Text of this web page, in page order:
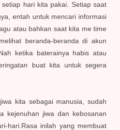
hari kita pakai. Setiap saat
entah untuk mencari informasi
atau bahkan saat kita me time
beranda-beranda di akun
ketika baterainya habis atau
buat kita untuk segera
kita sebagai manusia, sudah
kejenuhan jiwa dan kebosanan
hari.Rasa inilah yang membuat